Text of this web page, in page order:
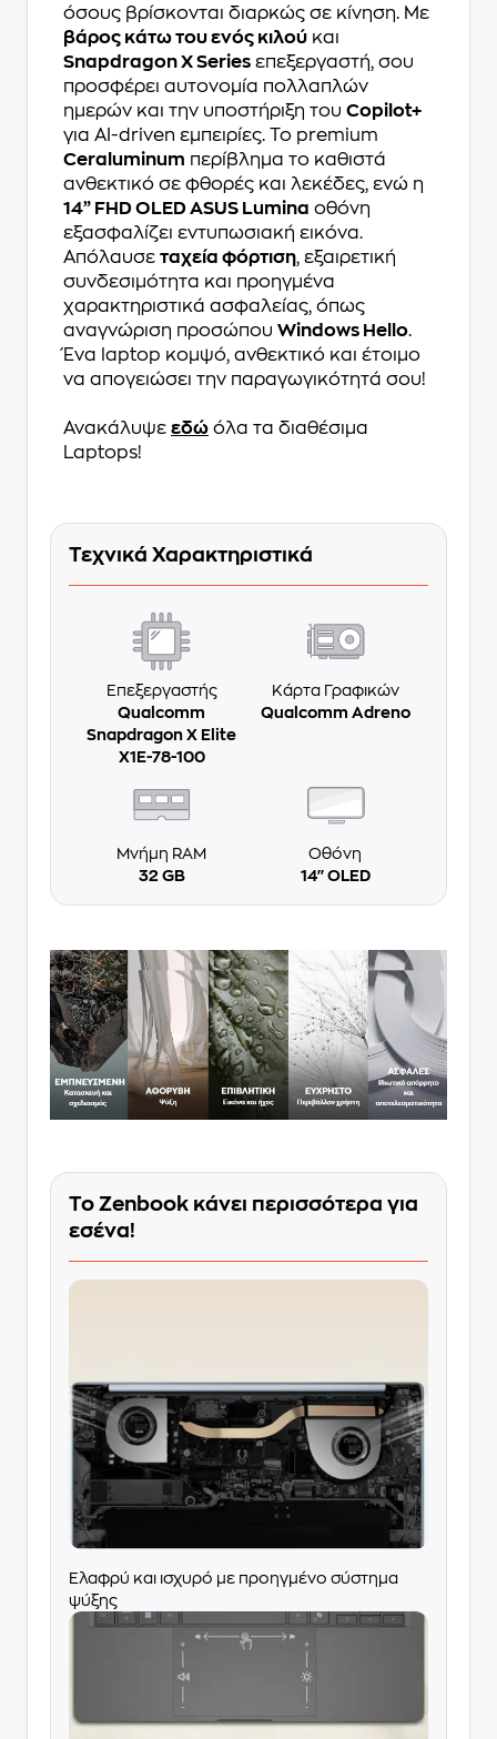
όσους βρίσκονται διαρκώς σε κίνηση. Με
βάρος κάτω του ενός κιλού και
Snapdragon X Series επεξεργαστή, σου
προσφέρει αυτονομία πολλαπλών
ημερών και την υποστήριξη του Copilot+
για AI-driven εμπειρίες. Το premium
Ceraluminum περίβλημα το καθιστά
ανθεκτικό σε φθορές και λεκέδες, ενώ η
14” FHD OLED ASUS Lumina οθόνη
εξασφαλίζει εντυπωσιακή εικόνα.
Απόλαυσε ταχεία φόρτιση, εξαιρετική
συνδεσιμότητα και προηγμένα
χαρακτηριστικά ασφαλείας, όπως
αναγνώριση προσώπου Windows Hello.
Ένα laptop κομψό, ανθεκτικό και έτοιμο
να απογειώσει την παραγωγικότητά σου!
Ανακάλυψε εδώ όλα τα διαθέσιμα
Laptops!
Τεχνικά Χαρακτηριστικά
Επεξεργαστής
Qualcomm
Snapdragon X Elite
X1E-78-100
Κάρτα Γραφικών
Qualcomm Adreno
Μνήμη RAM
32 GB
Οθόνη
14'' OLED
Το Zenbook κάνει περισσότερα για
εσένα!
Ελαφρύ και ισχυρό με προηγμένο σύστημα
ψύξης